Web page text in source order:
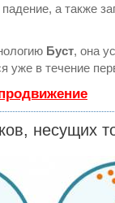
а также
Буст, она
уже в течение
несущих